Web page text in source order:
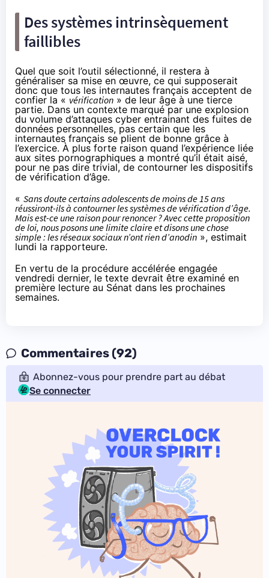
Des systèmes intrinsèquement
faillibles
Quel que soit l’outil sélectionné, il restera à
généraliser sa mise en œuvre, ce qui supposerait
donc que tous les internautes français acceptent de
confier la « vérification » de leur âge à une tierce
partie. Dans un contexte marqué par une explosion
du volume d’attaques cyber entrainant des fuites de
données personnelles, pas certain que les
internautes français se plient de bonne grâce à
l’exercice. À plus forte raison quand l’expérience liée
aux sites pornographiques a montré qu’il était aisé,
pour ne pas dire trivial, de contourner les dispositifs
de vérification d’âge.
« Sans doute certains adolescents de moins de 15 ans
réussiront-ils à contourner les systèmes de vérification d’âge.
Mais est-ce une raison pour renoncer ? Avec cette proposition
de loi, nous posons une limite claire et disons une chose
simple : les réseaux sociaux n’ont rien d’anodin », estimait
lundi la rapporteure.
En vertu de la procédure accélérée engagée
vendredi dernier, le texte devrait être examiné en
première lecture au Sénat dans les prochaines
semaines.
Commentaires (92)
Abonnez-vous pour prendre part au débat
Se connecter